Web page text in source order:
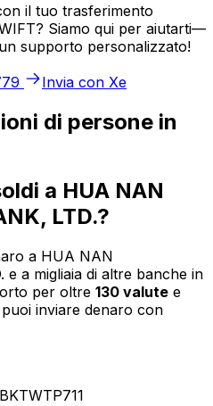
il tuo trasferimento
Siamo qui per aiutarti—
supporto personalizzato!
Invia con Xe
di persone in
a HUA NAN
LTD.?
a HUA NAN
e a migliaia di altre banche in
per oltre 130 valute e
inviare denaro con